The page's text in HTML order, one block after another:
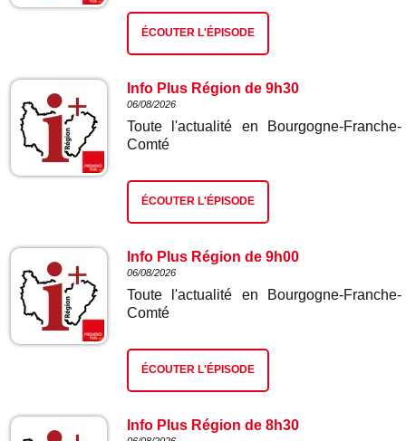
ÉCOUTER L'ÉPISODE
Info Plus Région de 9h30
06/08/2026
Toute l'actualité en Bourgogne-Franche-
Comté
ÉCOUTER L'ÉPISODE
Info Plus Région de 9h00
06/08/2026
Toute l'actualité en Bourgogne-Franche-
Comté
ÉCOUTER L'ÉPISODE
Info Plus Région de 8h30